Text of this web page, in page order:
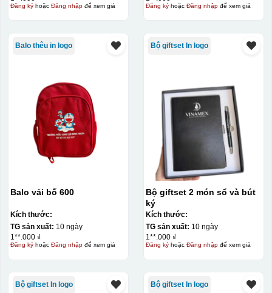
In lưới
In lưới (silk screen printing) trong ngành quà tặng là kỹ
thuật in ấn sử dụng một tấm lưới được phủ hóa chất cảm
quang, trong đó hình ảnh cần in được phơi sáng tạo
thành khuôn. Mực in được đẩy qua các lỗ nhỏ trên lưới
bằng một thanh gạt (squeegee) để in lên bề mặt sản
phẩm như ly, cốc, bút, móc khóa hay các vật phẩm quà
tặng khác. Kỹ thuật này cho phép in được nhiều màu sắc
khác nhau, độ bền cao, có thể in trên nhiều chất liệu và
phù hợp cho sản xuất số lượng lớn, tuy nhiên đòi hỏi
quy trình chuẩn bị kỹ lưỡng và chi phí setup ban đầu
Đăng kýhoặc Đăng nhậpđể xem giá Đăng kýhoặc Đăng nhậpđể xem giá
Balo thêu in logo
Balo vải bố 600
Kích thước:
TG sản xuất: 10 ngày
1**.000 ₫
Đăng kýhoặc Đăng nhậpđể xem giá
Bộ giftset In logo
Bộ giftset 2 món sổ và bút
ký
Kích thước:
TG sản xuất: 10 ngày
1**.000 ₫
Đăng kýhoặc Đăng nhậpđể xem giá
Bộ giftset In logo Bộ giftset In logo